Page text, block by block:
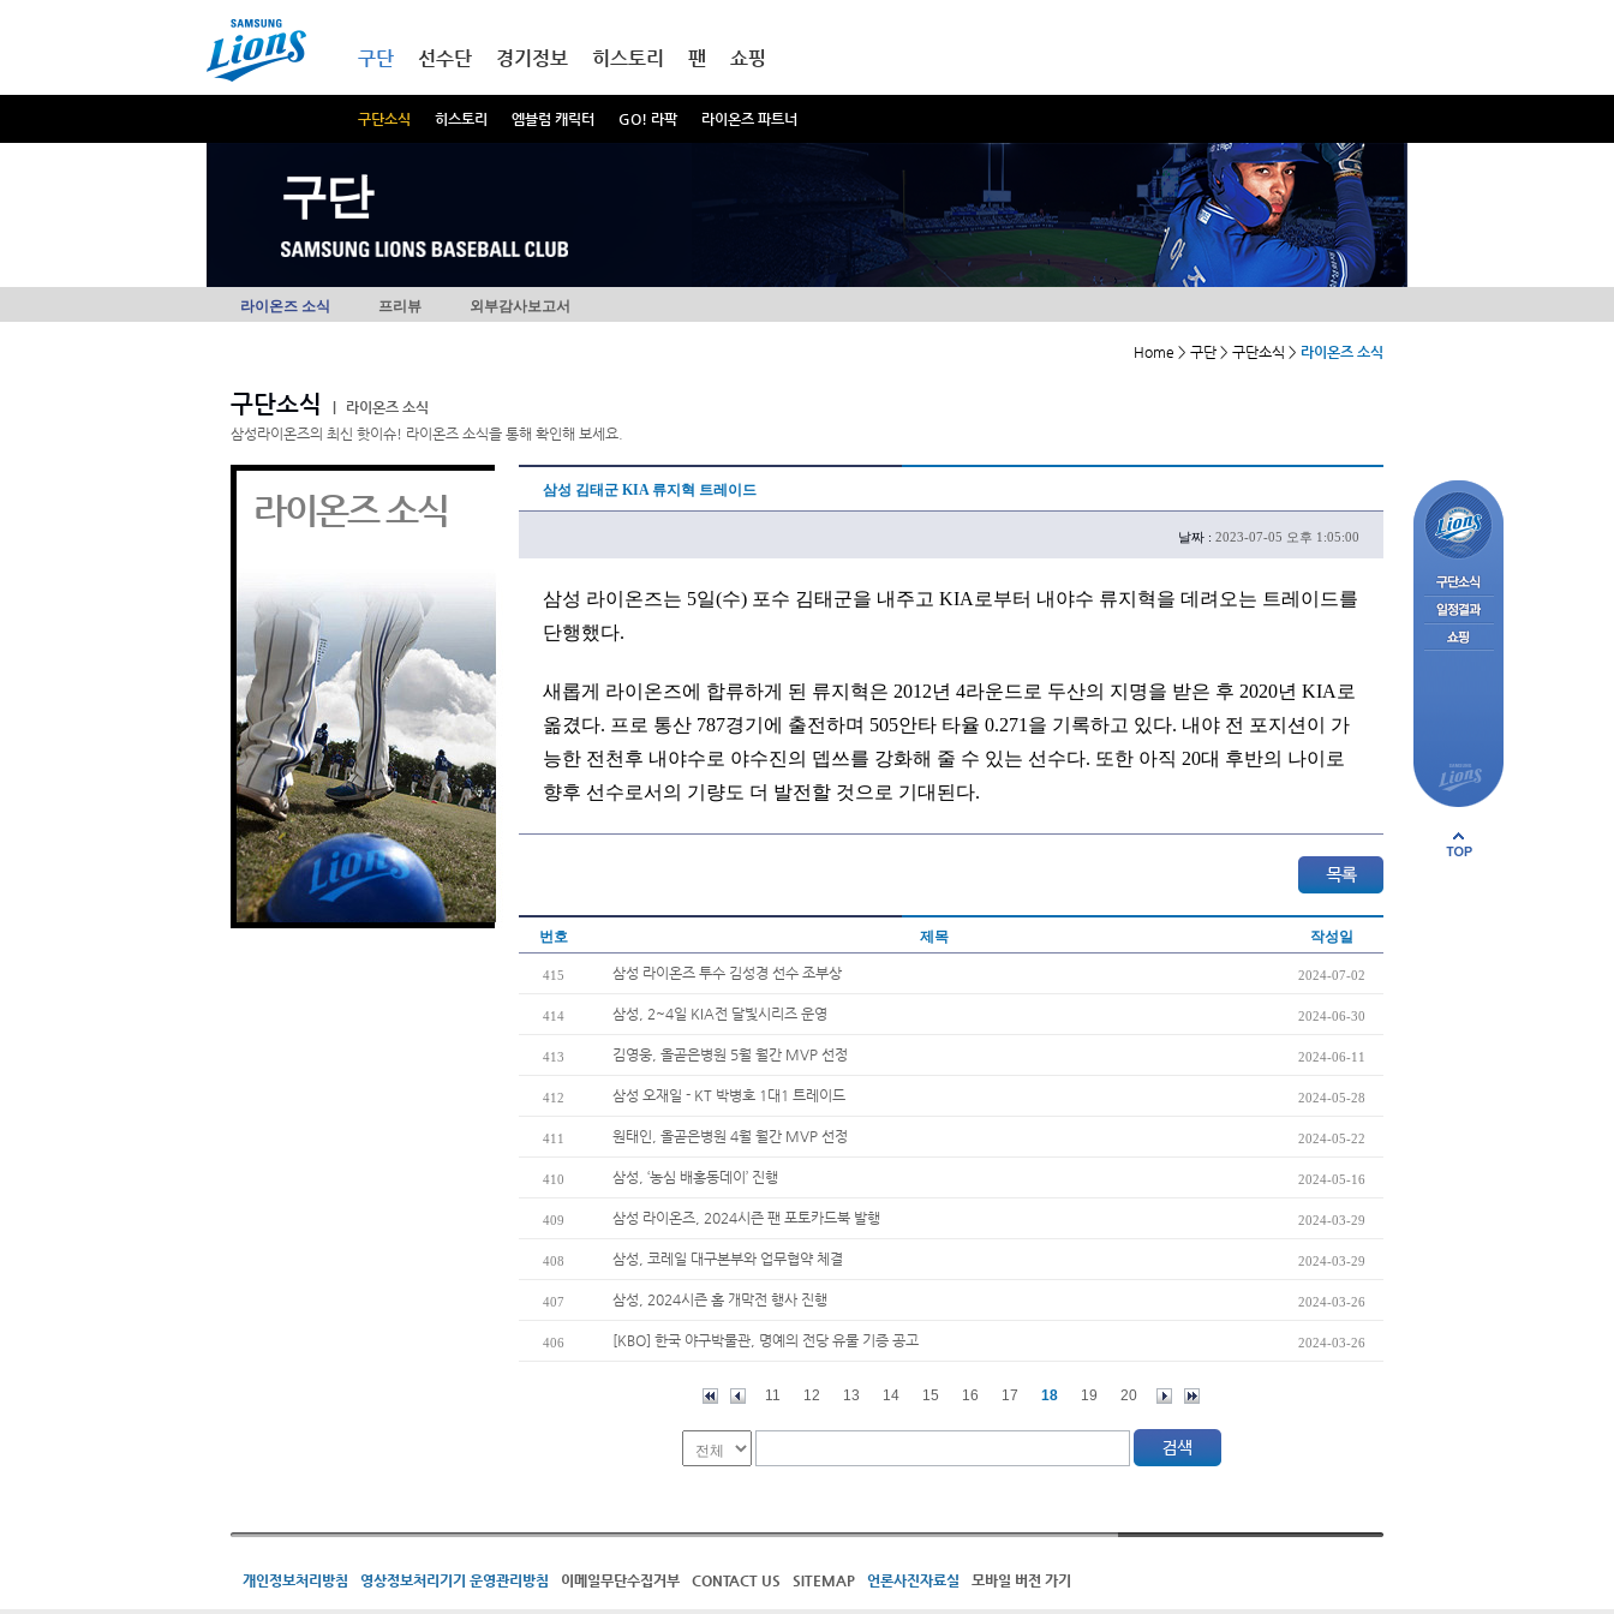
구단
구단소식 히스토리 엠블럼 캐릭터 GO! 라팍 라이온즈 파트너
선수단 경기정보 히스토리 팬 쇼핑
구단
라이온즈 소식 프리뷰 외부감사보고서
Home > 구단 > 구단소식 > 라이온즈 소식
구단소식
라이온즈 소식
삼성라이온즈의 최신 핫이슈! 라이온즈 소식을 통해 확인해 보세요.
라이온즈 소식 삼성 김태군 KIA 류지혁 트레이드
날짜 : 2023-07-05 오후 1:05:00
삼성 라이온즈는 5일(수) 포수 김태군을 내주고 KIA로부터 내야수 류지혁을 데려오는 트레이드를
단행했다.
새롭게 라이온즈에 합류하게 된 류지혁은 2012년 4라운드로 두산의 지명을 받은 후 2020년 KIA로
옮겼다. 프로 통산 787경기에 출전하며 505안타 타율 0.271을 기록하고 있다. 내야 전 포지션이 가
능한 전천후 내야수로 야수진의 뎁쓰를 강화해 줄 수 있는 선수다. 또한 아직 20대 후반의 나이로
향후 선수로서의 기량도 더 발전할 것으로 기대된다.
번호 제목 작성일
415 삼성 라이온즈 투수 김성경 선수 조부상 2024-07-02
414 삼성, 2~4일 KIA전 달빛시리즈 운영 2024-06-30
413 김영웅, 올곧은병원 5월 월간 MVP 선정 2024-06-11
412 삼성 오재일 - KT 박병호 1대1 트레이드 2024-05-28
411 원태인, 올곧은병원 4월 월간 MVP 선정 2024-05-22
410 삼성, ‘농심 배홍동데이’ 진행 2024-05-16
409 삼성 라이온즈, 2024시즌 팬 포토카드북 발행 2024-03-29
408 삼성, 코레일 대구본부와 업무협약 체결 2024-03-29
407 삼성, 2024시즌 홈 개막전 행사 진행 2024-03-26
406 [KBO] 한국 야구박물관, 명예의 전당 유물 기증 공고 2024-03-26
11 12 13 14 15 16 17 18 19 20
개인정보처리방침 영상정보처리기기 운영관리방침 이메일무단수집거부 CONTACT US SITEMAP 언론사진자료실 모바일 버전 가기